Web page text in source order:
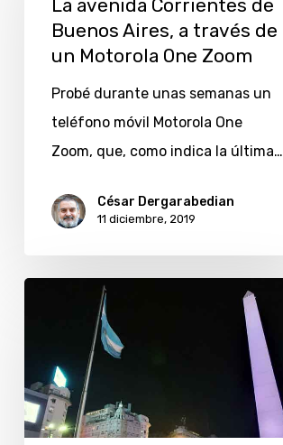
Buenos
Aires,
través
Motorola
Zoom
La avenida Corrientes de
Buenos Aires, a través de
un Motorola One Zoom
Probé durante unas semanas un
teléfono móvil Motorola One
Zoom, que, como indica la última…
César Dergarabedian
11 diciembre, 2019
Obelisco
porteño
desde